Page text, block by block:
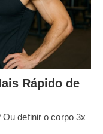
Rápido de
definir o corpo 3x